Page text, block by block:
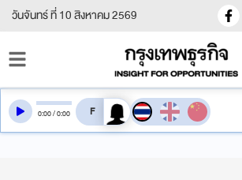
วันจันทร์ ที่ 10 สิงหาคม 2569
0:00/0:00 สลับเสียงอ่าน